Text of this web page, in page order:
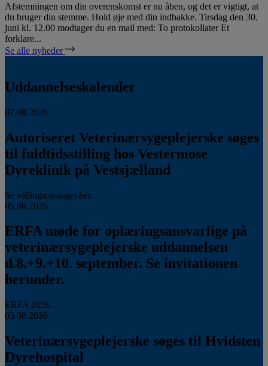
Afstemningen om din overenskomst er nu åben, og det er vigtigt, at
du bruger din stemme. Hold øje med din indbakke. Tirsdag den 30.
juni kl. 12.00 modtager du en mail med: To protokollater Et
forklare...
Se alle nyheder
Uddannelseskalender
07.08.2026
Autoriseret Veterinærsygeplejerske søges
til fuldtidsstilling hos Vestermose
Dyreklinik på Vestsjælland
Se stillingsopslaget her...
05.08.2026
ERFA møde for oplæringsansvarlige på
veterinærsygeplejerske uddannelsen
d.8.+9.+10. september. Se invitationen
herunder.
ERFA 2026...
03.08.2026
Veterinærsygeplejerske søges til Hvidsten
Dyrehospital